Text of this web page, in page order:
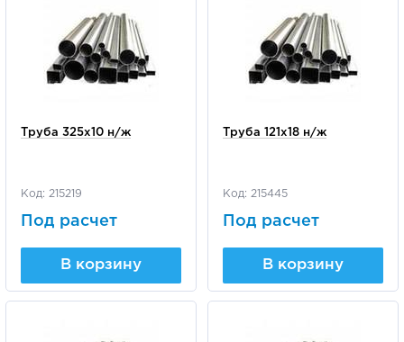
Труба 325х10 н/ж
Код: 215219
Под расчет
В корзину
Труба 121х18 н/ж
Код: 215445
Под расчет
В корзину